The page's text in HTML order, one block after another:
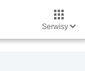
Serwisy